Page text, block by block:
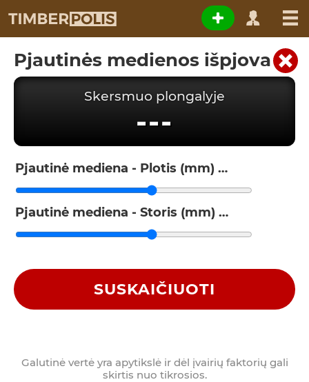
Pjautinės medienos išpjova
Skersmuo plongalyje
---
Pjautinė mediena - Plotis (mm)
Pjautinė mediena - Storis (mm)
SUSKAIČIUOTI
Galutinė vertė yra apytikslė ir dėl įvairių faktorių gali
skirtis nuo tikrosios.